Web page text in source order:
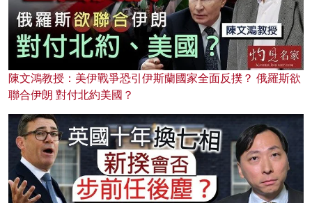
陳文鴻教授：美伊戰爭恐引伊斯蘭國家全面反撲？ 俄羅斯欲
聯合伊朗 對付北約美國？